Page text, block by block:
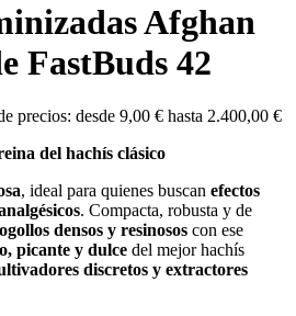
Afghan
FastBuds 42
precios: desde 9,00 € hasta 2.400,00 €
del hachís clásico
, ideal para quienes buscan efectos
. Compacta, robusta y de
densos y resinosos con ese
picante y dulce del mejor hachís
discretos y extractores